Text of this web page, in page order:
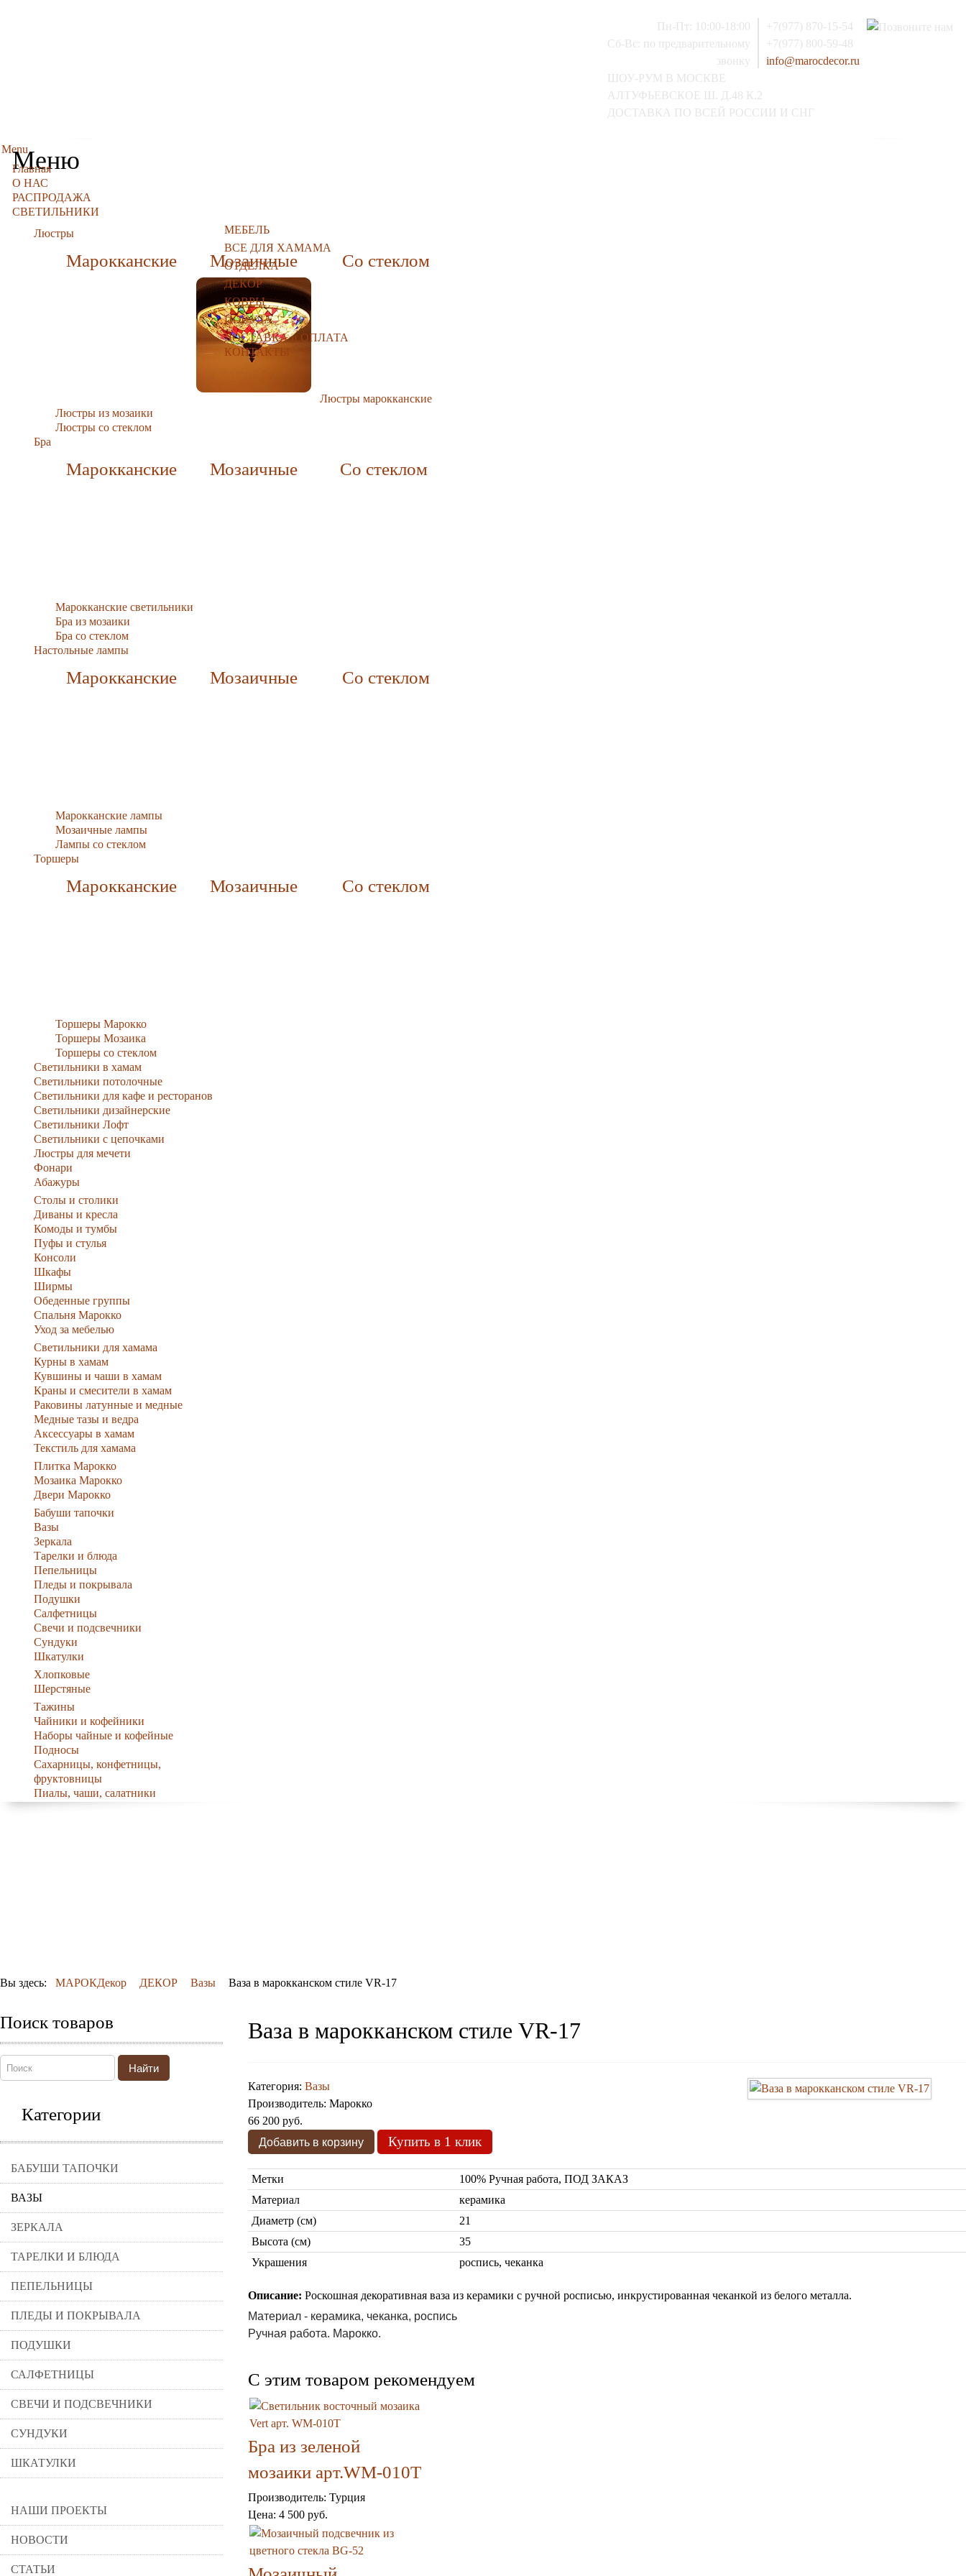
+7(977) 870-15-54
+7(977) 800-59-48
info@marocdecor.ru
Пн-Пт: 10:00-18:00
Сб-Вс: по предварительному
звонку
ШОУ-РУМ В МОСКВЕ
АЛТУФЬЕВСКОЕ Ш. Д.48 К.2
ДОСТАВКА ПО ВСЕЙ РОССИИ И СНГ
Меню
Menu
Главная
О НАС
РАСПРОДАЖА
СВЕТИЛЬНИКИ
Люстры
Марокканские Мозаичные Со стеклом
Люстры марокканские
Люстры из мозаики
Люстры со стеклом
Бра
Марокканские Мозаичные Со стеклом
Марокканские светильники
Бра из мозаики
Бра со стеклом
Настольные лампы
Марокканские Мозаичные Со стеклом
Марокканские лампы
Мозаичные лампы
Лампы со стеклом
Торшеры
Марокканские Мозаичные Со стеклом
Торшеры Марокко
Торшеры Мозаика
Торшеры со стеклом
Светильники в хамам
Светильники потолочные
Светильники для кафе и ресторанов
Светильники дизайнерские
Светильники Лофт
Светильники с цепочками
Люстры для мечети
Фонари
Абажуры
МЕБЕЛЬ
Столы и столики
Диваны и кресла
Комоды и тумбы
Пуфы и стулья
Консоли
Шкафы
Ширмы
Обеденные группы
Спальня Марокко
Уход за мебелью
ВСЕ ДЛЯ ХАМАМА
Светильники для хамама
Курны в хамам
Кувшины и чаши в хамам
Краны и смесители в хамам
Раковины латунные и медные
Медные тазы и ведра
Аксессуары в хамам
Текстиль для хамама
ОТДЕЛКА
Плитка Марокко
Мозаика Марокко
Двери Марокко
ДЕКОР
Бабуши тапочки
Вазы
Зеркала
Тарелки и блюда
Пепельницы
Пледы и покрывала
Подушки
Салфетницы
Свечи и подсвечники
Сундуки
Шкатулки
КОВРЫ
Хлопковые
Шерстяные
ПОСУДА
Тажины
Чайники и кофейники
Наборы чайные и кофейные
Подносы
Сахарницы, конфетницы,
фруктовницы
Пиалы, чаши, салатники
ДОСТАВКА и ОПЛАТА
КОНТАКТЫ
Вы здесь: МАРОКДекор ДЕКОР Вазы Ваза в марокканском стиле VR-17
Ваза в марокканском стиле VR-17
Категория: Вазы
Производитель: Марокко
66 200 руб.
Купить в 1 клик
Метки
100% Ручная работа, ПОД ЗАКАЗ
Материал
керамика
Диаметр (см)
21
Высота (см)
35
Украшения
роспись, чеканка
Описание: Роскошная декоративная ваза из керамики с ручной росписью, инкрустированная чеканкой из белого металла.
Материал - керамика, чеканка, роспись
Ручная работа. Марокко.
C этим товаром рекомендуем
Бра из зеленой
мозаики арт.WM-010T
Производитель: Турция
Цена: 4 500 руб.
Поиск товаров
Найти
Категории
БАБУШИ ТАПОЧКИ
ВАЗЫ
ЗЕРКАЛА
ТАРЕЛКИ И БЛЮДА
ПЕПЕЛЬНИЦЫ
ПЛЕДЫ И ПОКРЫВАЛА
ПОДУШКИ
САЛФЕТНИЦЫ
СВЕЧИ И ПОДСВЕЧНИКИ
СУНДУКИ
ШКАТУЛКИ
НАШИ ПРОЕКТЫ
НОВОСТИ
СТАТЬИ